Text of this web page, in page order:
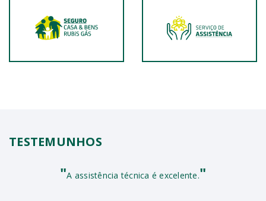
TESTEMUNHOS
"A assistência técnica é excelente."